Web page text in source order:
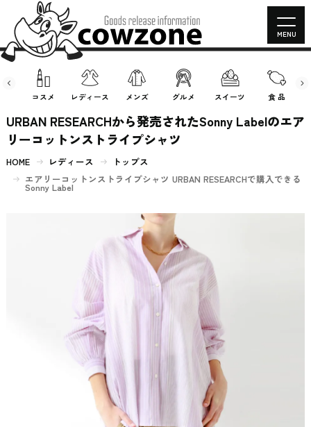
コスメ レディース メンズ グルメ スイーツ 食 品
MENU
URBAN RESEARCHから発売されたSonny Labelのエア
リーコットンストライプシャツ
HOME レディース
トップス
エアリーコットンストライプシャツ URBAN RESEARCHで購入できる
Sonny Label